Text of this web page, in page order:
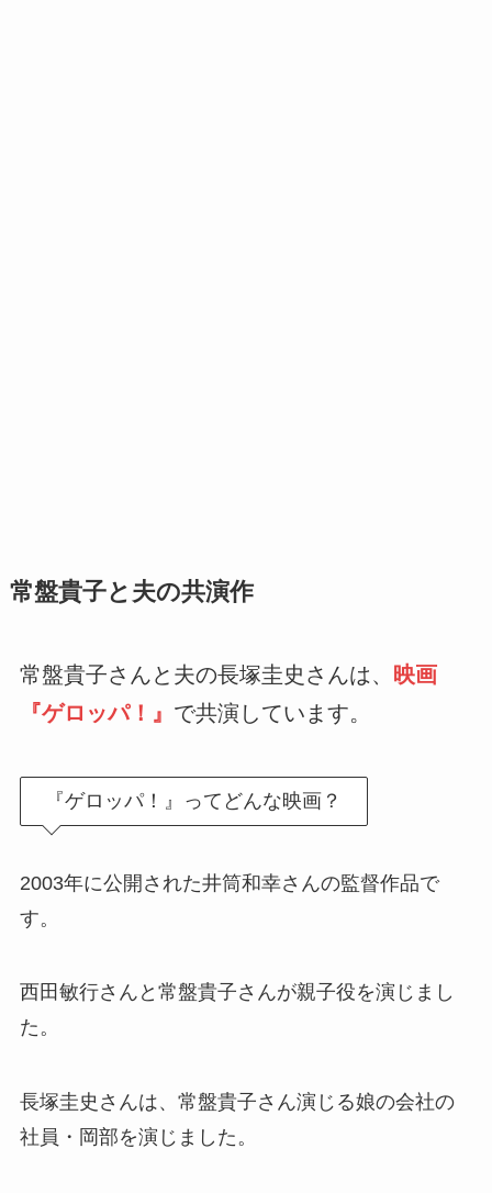
常盤貴子と夫の共演作
常盤貴子さんと夫の長塚圭史さんは、
映画
『ゲロッパ！』 で共演しています。
『ゲロッパ！』ってどんな映画？
2003年に公開された井筒和幸さんの監督作品で
す。
西田敏行さんと常盤貴子さんが親子役を演じまし
た。
長塚圭史さんは、常盤貴子さん演じる娘の会社の
社員・岡部を演じました。